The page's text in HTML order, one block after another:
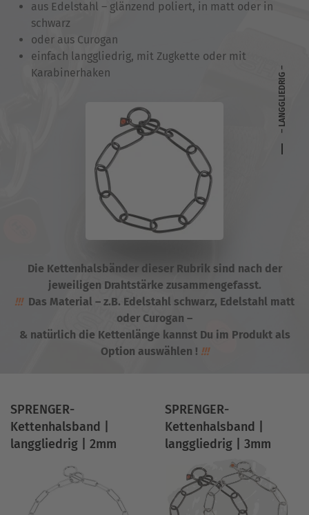
aus Edelstahl – glänzend poliert, in matt oder in
schwarz
oder aus Curogan
einfach langgliedrig, mit Zugkette oder mit
Karabinerhaken
Die Kettenhalsbänder dieser Rubrik sind nach der
jeweiligen Drahtstärke zusammengefasst.
!!!Das Material – z.B. Edelstahl schwarz, Edelstahl matt
oder Curogan –
& natürlich die Kettenlänge kannst Du im Produkt als
Option auswählen ! !!!
– LANGGLIEDRIG –
SPRENGER-
Kettenhalsband |
langgliedrig | 2mm
SPRENGER-
Kettenhalsband |
langgliedrig | 3mm